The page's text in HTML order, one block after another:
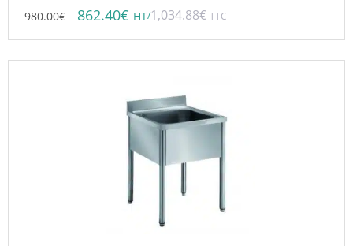
980.00€ 862.40€ HT/1,034.88€ TTC